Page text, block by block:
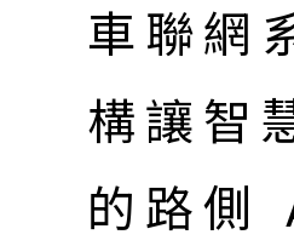
車聯網
構讓智
的路側